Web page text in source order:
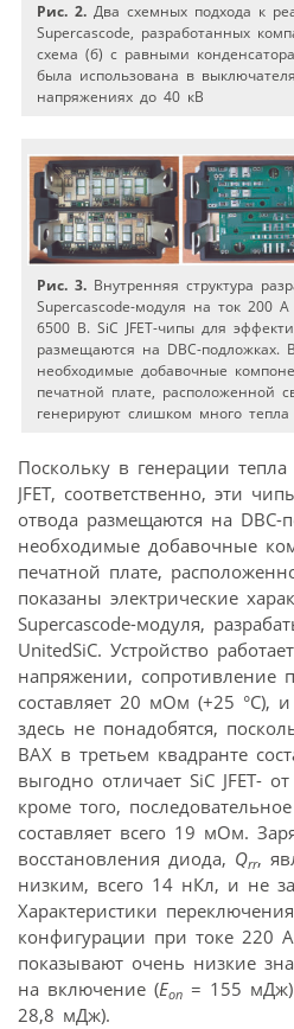
Рис. 2. Два схемных подхода к
Supercascode, разработанных
схема (б) с равными
была использована в
напряжениях до 40 кВ
Рис. 3. Внутренняя структура
Supercascode-модуля на ток 200
6500 В. SiC JFET-чипы для
размещаются на DBC-подложках.
необходимые добавочные
печатной плате, расположенной
генерируют слишком много тепла
Поскольку в генерации тепла
JFET, соответственно, эти
отвода размещаются на DBC-
необходимые добавочные
печатной плате,
показаны электрические
Supercascode-модуля,
UnitedSiC. Устройство
напряжении, сопротивление
составляет 20 мОм (+25 °C),
здесь не понадобятся,
ВАХ в третьем квадранте
выгодно отличает SiC JFET-
кроме того,
составляет всего 19 мОм.
восстановления диода, Qrr,
низким, всего 14 нКл, и не
Характеристики
конфигурации при токе 220
показывают очень низкие
на включение (Eon = 155
28,8 мДж).